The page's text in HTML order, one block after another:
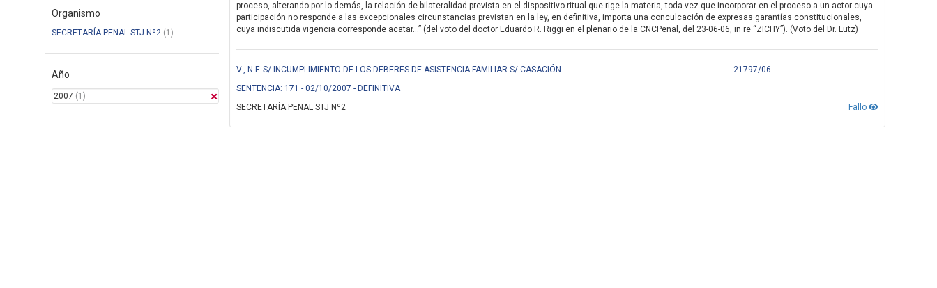
Organismo
SECRETARÍA PENAL STJ Nº2 (1)
Año
2007 (1)
proceso, alterando por lo demás, la relación de bilateralidad prevista en el dispositivo ritual que rige la materia, toda vez que incorporar en el proceso a un actor cuya
participación no responde a las excepcionales circunstancias previstan en la ley, en definitiva, importa una conculcación de expresas garantías constitucionales,
cuya indiscutida vigencia corresponde acatar...” (del voto del doctor Eduardo R. Riggi en el plenario de la CNCPenal, del 23-06-06, in re “ZICHY”). (Voto del Dr. Lutz)
V., N.F. S/ INCUMPLIMIENTO DE LOS DEBERES DE ASISTENCIA FAMILIAR S/ CASACIÓN
21797/06
SENTENCIA: 171 - 02/10/2007 - DEFINITIVA
Fallo
SECRETARÍA PENAL STJ Nº2